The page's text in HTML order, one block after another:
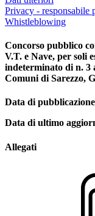
Privacy - responsabile
Whistleblowing
Concorso pubblico
V.T. e Nave, per soli
indeterminato di n. 3
Comuni di Sarezzo,
Data di
Data di ultimo
Allegati